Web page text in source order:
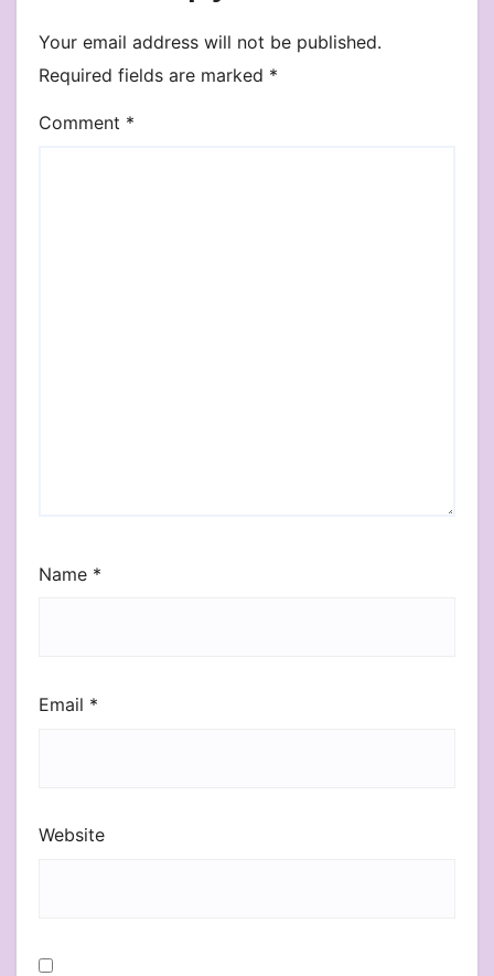
Your email address will not be published.
Required fields are marked *
Comment *
Name *
Email *
Website